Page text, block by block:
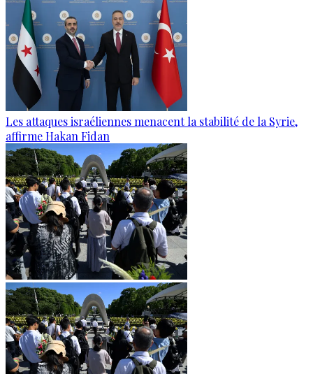
Les attaques israéliennes menacent la stabilité de la Syrie,
affirme Hakan Fidan